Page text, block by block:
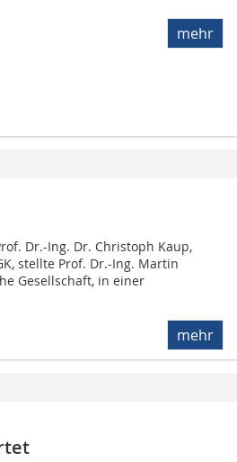
mehr
Dr.-Ing. Dr. Christoph Kaup,
stellte Prof. Dr.-Ing. Martin
Gesellschaft, in einer
mehr